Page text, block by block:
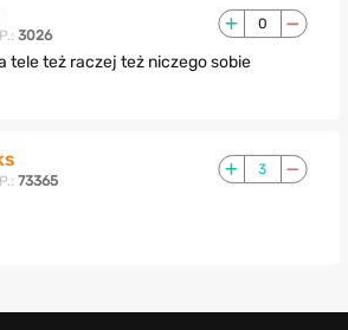
3026
0
tele też raczej też niczego sobie
73365
3